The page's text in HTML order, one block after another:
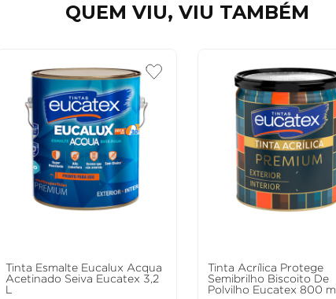
QUEM VIU, VIU TAMBÉM
Tinta Esmalte Eucalux Acqua
Acetinado Seiva Eucatex 3,2
Tinta Acrílica Protege
Semibrilho Biscoito De
Polvilho Eucatex 800 ml